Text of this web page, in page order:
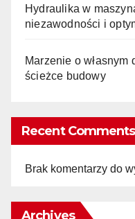
Hydraulika w
niezawodności i
Marzenie o
ścieżce budowy
Recent Comments
Brak komentarzy do
Archives